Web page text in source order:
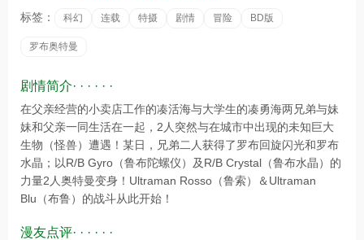
标签： 科幻 连载 特摄 剧情 冒险 BD版
罗布奥特曼
剧情简介· · · · · ·
在父亲经营的小卖店工作的凑活海与大学生的凑勇海两兄弟与妹
妹和父亲一同生活在一起，2人突然与在城市中出现的未知巨大
生物（怪兽）遭遇！某日，兄弟二人获得了罗布回旋闪光和罗布
水晶；以R/B Gyro（鲁布陀螺仪）及R/B Crystal（鲁布水晶）的
力量2人奥特曼变身！Ultraman Rosso（鲁索）＆Ultraman
Blu（布鲁）的战斗从此开始！
漫友点评· · · · · ·